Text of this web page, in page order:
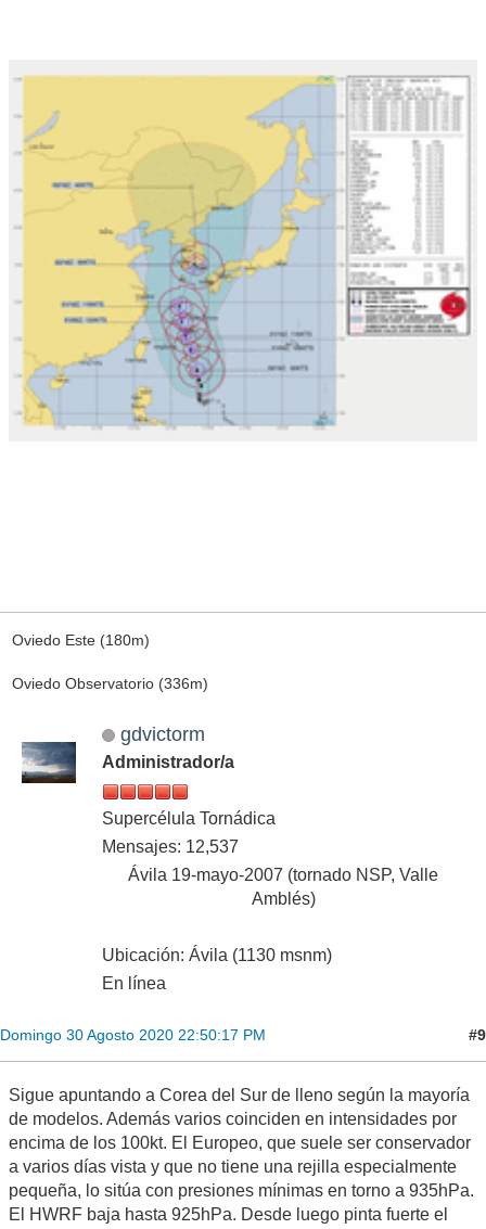
Oviedo Este (180m)
Oviedo Observatorio (336m)
gdvictorm
Administrador/a
Supercélula Tornádica
Mensajes: 12,537
Ávila 19-mayo-2007 (tornado NSP, Valle
Amblés)
Ubicación: Ávila (1130 msnm)
En línea
Domingo 30 Agosto 2020 22:50:17 PM #9
Sigue apuntando a Corea del Sur de lleno según la mayoría
de modelos. Además varios coinciden en intensidades por
encima de los 100kt. El Europeo, que suele ser conservador
a varios días vista y que no tiene una rejilla especialmente
pequeña, lo sitúa con presiones mínimas en torno a 935hPa.
El HWRF baja hasta 925hPa. Desde luego pinta fuerte el